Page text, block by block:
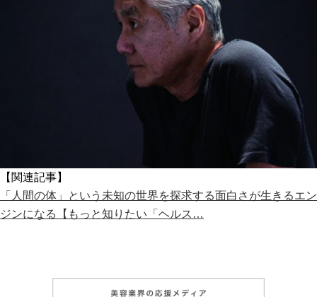
【関連記事】
「人間の体」という未知の世界を探求する面白さが生きるエン
ジンになる【もっと知りたい「ヘルス…